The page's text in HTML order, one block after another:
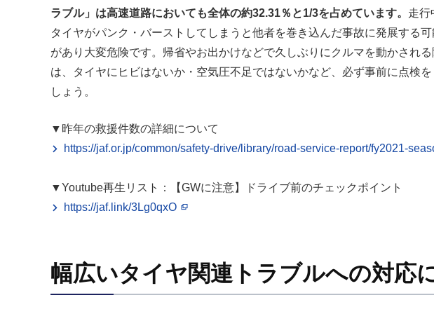
ラブル」は高速道路においても全体の約32.31％と1/3を占めています。 走行
タイヤがパンク・バーストしてしまうと他者を巻き込んだ事故に発展する可
があり大変危険です。帰省やお出かけなどで久しぶりにクルマを動かされる
は、タイヤにヒビはないか・空気圧不足ではないかなど、必ず事前に点検を
しょう。
▼昨年の救援件数の詳細について
https://jaf.or.jp/common/safety-drive/library/road-service-report/fy2021-
▼Youtube再生リスト：【GWに注意】ドライブ前のチェックポイント
https://jaf.link/3Lg0qxO
幅広いタイヤ関連トラブルへの対応